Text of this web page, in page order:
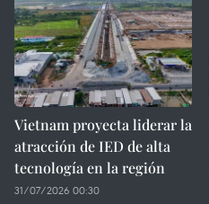
Vietnam proyecta liderar la
atracción de IED de alta
tecnología en la región
31/07/2026 00:30